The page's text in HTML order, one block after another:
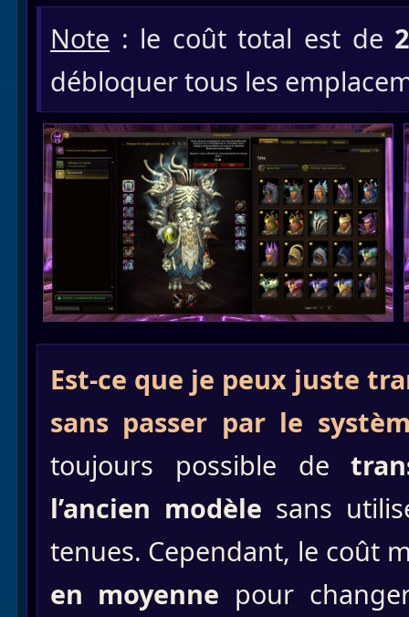
Note : le coût total est de
débloquer tous les
Est-ce que je peux juste
sans passer par le
toujours possible de
l’ancien modèle sans
tenues. Cependant, le coût
en moyenne pour